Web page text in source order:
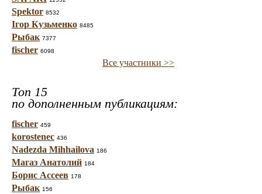
Spektor 8532
Ігор Кузьменко 8485
Рыбак 7377
fischer 6098
Все участники >>
Топ 15
по дополненным публикациям:
fischer 459
korostenec 436
Nadezda Mihhailova 186
Магаз Анатолий 184
Борис Ассеев 178
Рыбак 156